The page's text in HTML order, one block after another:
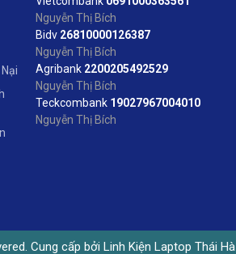
Nguyễn Thị Bích
Bidv 26810000126387
Nguyễn Thị Bích
Agribank 2200205492529
Nguyễn Thị Bích
Teckcombank 19027967004010
Nguyễn Thị Bích
Cung cấp bởi Linh Kiện Laptop Thái Hà